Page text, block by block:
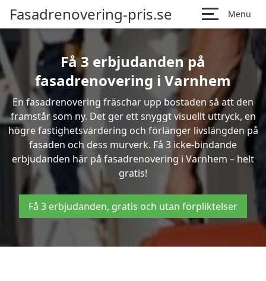
Fasadrenovering-pris.se Menu
Få 3 erbjudanden på
fasadrenovering i Varnhem
En fasadrenovering fräschar upp bostaden så att den
framstår som ny. Det ger ett snyggt visuellt uttryck, en
högre fastighetsvärdering och förlänger livslängden på
fasaden och dess murverk. Få 3 icke-bindande
erbjudanden här på fasadrenovering i Varnhem – helt
gratis!
Få 3 erbjudanden, gratis och utan förpliktelser